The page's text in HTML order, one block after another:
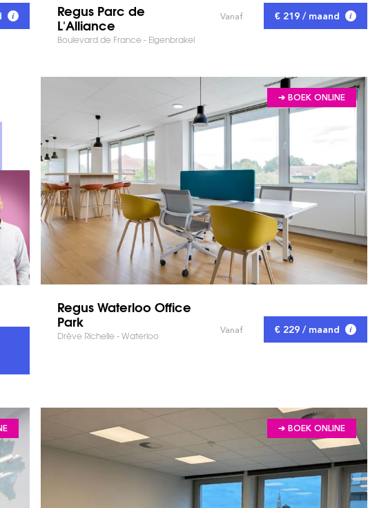
Regus Parc de
L'Alliance
Boulevard de France - Eigenbrakel
Vanaf € 219 / maand
DE MARKT EN BESPAAR TIJD!
➔ BOEK ONLINE
Regus Waterloo Office
Park
Drève Richelle - Waterloo Vanaf € 229 / maand
➔ BOEK ONLINE